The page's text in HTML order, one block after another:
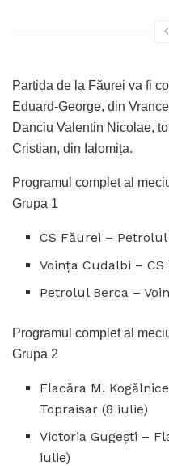
Partida de la Făurei va fi
Eduard-George, din
Danciu Valentin Nicolae,
Cristian, din Ialomița.
Programul complet al
Grupa 1
CS Făurei –
Voința Cudalbi – CS
Petrolul Berca –
Programul complet al
Grupa 2
Flacăra M.
Topraisar (8 iulie)
Victoria Gugești –
iulie)